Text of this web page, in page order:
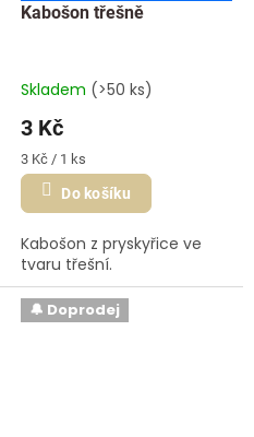
Kabošon třešně
Skladem (>50 ks)
3 Kč
Měrná
cena:
3 Kč / 1 ks
Do košíku
Kabošon z pryskyřice ve
tvaru třešní.
🔔 Doprodej